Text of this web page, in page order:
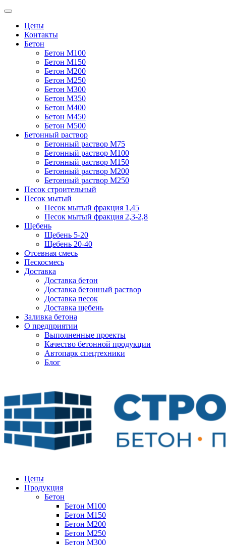
Цены
Контакты
Бетон
Бетон М100
Бетон М150
Бетон М200
Бетон М250
Бетон М300
Бетон М350
Бетон М400
Бетон М450
Бетон М500
Бетонный раствор
Бетонный раствор М75
Бетонный раствор М100
Бетонный раствор М150
Бетонный раствор М200
Бетонный раствор М250
Песок строительный
Песок мытый
Песок мытый фракция 1,45
Песок мытый фракция 2,3-2,8
Щебень
Щебень 5-20
Щебень 20-40
Отсевная смесь
Пескосмесь
Доставка
Доставка бетон
Доставка бетонный раствор
Доставка песок
Доставка щебень
Заливка бетона
О предприятии
Выполненные проекты
Качество бетонной продукции
Автопарк спецтехники
Блог
Цены
Продукция
Бетон
Бетон М100
Бетон М150
Бетон М200
Бетон М250
Бетон М300